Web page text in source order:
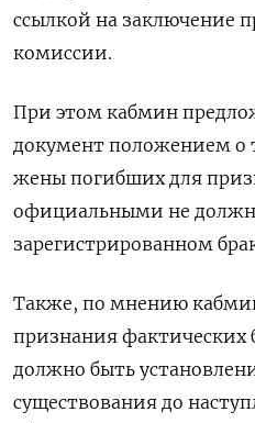
ссылкой на заключение
комиссии.
При этом кабмин
документ положением о
жены погибших для
официальными не
зарегистрированном
Также, по мнению
признания
должно быть
существования до